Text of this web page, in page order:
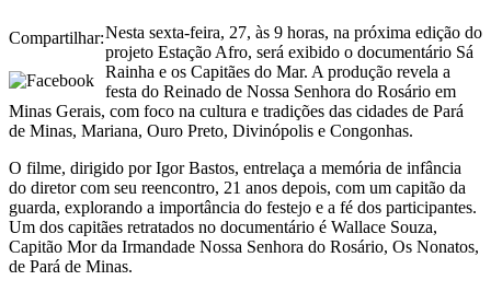
Compartilhar:Nesta sexta-feira, 27, às 9 horas, na próxima edição do
projeto Estação Afro, será exibido o documentário Sá
Rainha e os Capitães do Mar. A produção revela a
festa do Reinado de Nossa Senhora do Rosário em
Minas Gerais, com foco na cultura e tradições das cidades de Pará
de Minas, Mariana, Ouro Preto, Divinópolis e Congonhas.
O filme, dirigido por Igor Bastos, entrelaça a memória de infância
do diretor com seu reencontro, 21 anos depois, com um capitão da
guarda, explorando a importância do festejo e a fé dos participantes.
Um dos capitães retratados no documentário é Wallace Souza,
Capitão Mor da Irmandade Nossa Senhora do Rosário, Os Nonatos,
de Pará de Minas.